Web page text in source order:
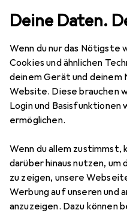
Deine Daten.
Wenn du nur das Nötigste
Cookies und ähnlichen
deinem Gerät und deinem
Website. Diese brauchen
Login und Basisfunktionen
ermöglichen.
Wenn du allem zustimmst,
darüber hinaus nutzen,
zu zeigen, unsere
Werbung auf unseren und
anzuzeigen. Dazu können
Scherenschnitt
Butterdose
carrera_be
vor 2 Jahren